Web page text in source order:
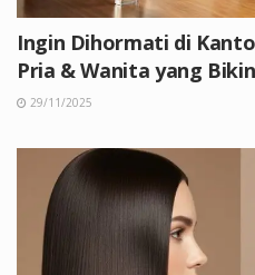
Ingin Dihormati di
Pria & Wanita yang
29/11/2025